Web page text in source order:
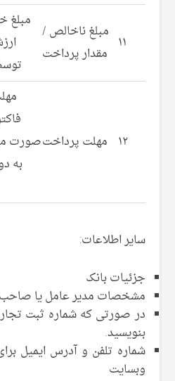
۱۱
مبلغ ناخالص /
مقدار پرداخت
مبلغ
۱۲ مهلت پرداختصورت
به
سایر اطلاعات:
جزئیات بانک
مشخصات مدیر عامل یا
در صورتی که شماره ثبت
بنویسید.
شماره تلفن و آدرس ایمیل
وبسایت